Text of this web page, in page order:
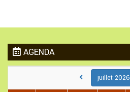
AGENDA
juillet 2026